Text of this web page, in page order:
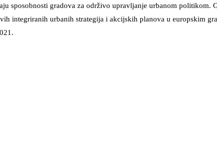
sposobnosti gradova za održivo upravljanje urbanom politikom.
integriranih urbanih strategija i akcijskih planova u europskim